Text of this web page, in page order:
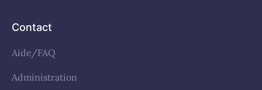
Contact
Aide/FAQ
Administration